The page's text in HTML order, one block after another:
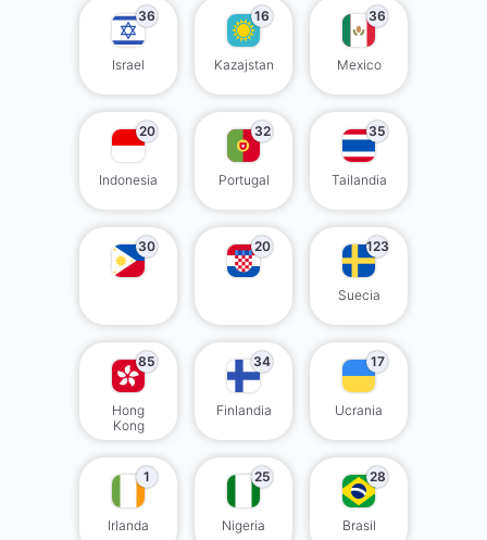
36
Israel
16
Kazajstan
36
Mexico
20
Indonesia
32
Portugal
35
Tailandia
30 20 123
Suecia
85
Hong
Kong
34
Finlandia
17
Ucrania
1
Irlanda
25
Nigeria
28
Brasil